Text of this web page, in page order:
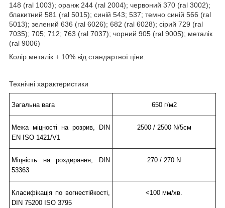
148 (ral 1003); оранж 244 (ral 2004); червоний 370 (ral 3002);
блакитний 581 (ral 5015); синій 543; 537; темно синій 566 (ral
5013); зелений 636 (ral 6026); 682 (ral 6028); сірий 729 (ral
7035); 705; 712; 763 (ral 7037); чорний 905 (ral 9005); металік
(ral 9006)
Колір металік + 10% від стандартної ціни.
Технічні характеристики
Загальна вага 650 г/м2
Межа міцності на розрив, DIN
EN ISO 1421/V1
2500 / 2500 N/5см
Міцність на роздирання, DIN
53363
270 / 270 N
Класифікація по вогнестійкості,
DIN 75200 ISO 3795
<100 мм/хв.